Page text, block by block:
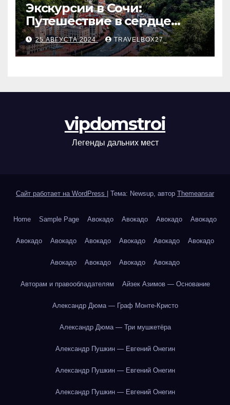
Экскурсии в Сочи:
Путешествие в сердце
Черноморского курорта
25 АВГУСТА 2024 TRAVELBOX27_
vipdomstroi
Легенды дальних мест
Сайт работает на WordPress Тема: Newsup, автор Themeansar
Home Sample Page Авокадо Авокадо Авокадо Авокадо
Авокадо Авокадо Авокадо Авокадо Авокадо Авокадо
Авокадо Авокадо Авокадо Авокадо
Авторам и правообладателям Айзек Азимов — Основание
Александр Дюма — Граф Монте-Кристо
Александр Дюма — Три мушкетёра
Александр Пушкин — Евгений Онегин
Александр Пушкин — Евгений Онегин
Александр Пушкин — Евгений Онегин